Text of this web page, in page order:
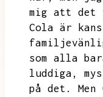
mig att det
Cola är
som alla
luddiga,
på det.